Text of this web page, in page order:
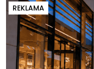
REKLAMA